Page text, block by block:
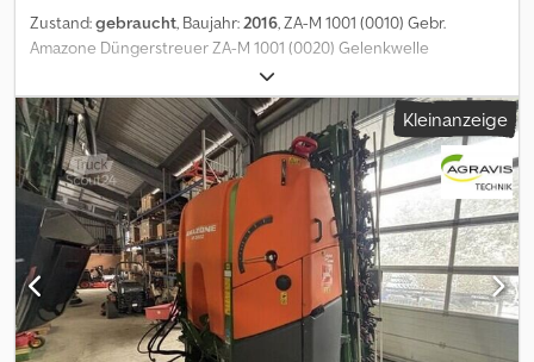
Zustand:gebraucht, Baujahr:2016, ZA-M 1001 (0010) Gebr.
Amazone Düngerstreuer ZA-M 1001 (0020) Gelenkwelle
Csdozqqc Uepfx Angjrf (0030) Limiter (0040) Streuscheibe (0050)
Dreiwegeeinheit (0060) Plane (0070) Sehr guter Zustand
Kleinanzeige